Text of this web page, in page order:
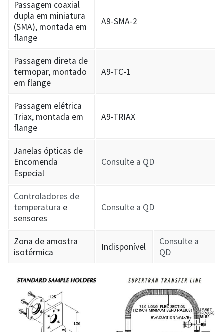
Passagem coaxial
dupla em miniatura
(SMA), montada em
flange
A9-SMA-2
Passagem direta de
termopar, montado
em flange
A9-TC-1
Passagem elétrica
Triax, montada em
flange
A9-TRIAX
Janelas ópticas de
Encomenda
Especial
Consulte a QD
Controladores de
temperatura e
sensores
Consulte a QD
Zona de amostra
isotérmica
Indisponível
Consulte a
QD